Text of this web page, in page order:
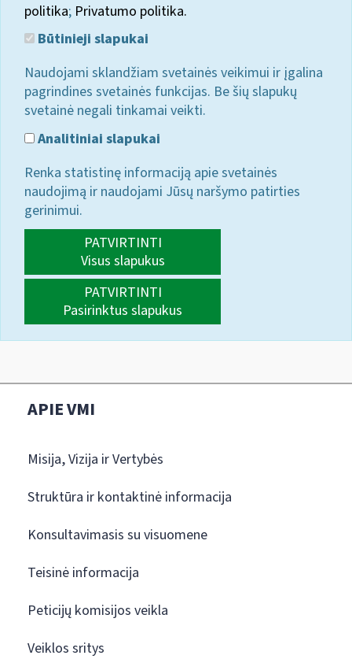
politika; Privatumo politika.
Būtinieji slapukai
Naudojami sklandžiam svetainės veikimui ir įgalina
pagrindines svetainės funkcijas. Be šių slapukų
svetainė negali tinkamai veikti.
Analitiniai slapukai
Renka statistinę informaciją apie svetainės
naudojimą ir naudojami Jūsų naršymo patirties
gerinimui.
PATVIRTINTI
Visus slapukus
PATVIRTINTI
Pasirinktus slapukus
APIE VMI
Misija, Vizija ir Vertybės
Struktūra ir kontaktinė informacija
Konsultavimasis su visuomene
Teisinė informacija
Peticijų komisijos veikla
Veiklos sritys